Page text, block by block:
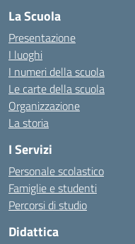
La Scuola
Presentazione
I luoghi
I numeri della scuola
Le carte della scuola
Organizzazione
La storia
I Servizi
Personale scolastico
Famiglie e studenti
Percorsi di studio
Didattica